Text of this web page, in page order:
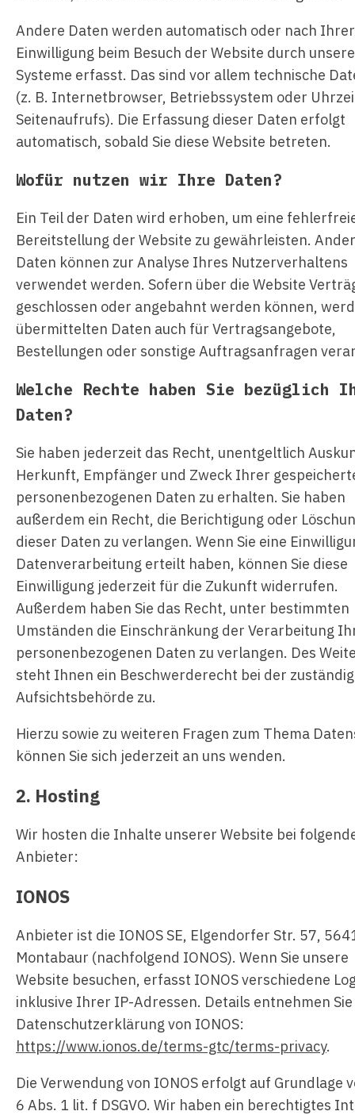
Andere Daten werden automatisch oder nach Ihrer
Einwilligung beim Besuch der Website durch
Systeme erfasst. Das sind vor allem technische
(z. B. Internetbrowser, Betriebssystem oder
Seitenaufrufs). Die Erfassung dieser Daten erfolgt
automatisch, sobald Sie diese Website betreten.
Wofür nutzen wir Ihre Daten?
Ein Teil der Daten wird erhoben, um eine
Bereitstellung der Website zu gewährleisten.
Daten können zur Analyse Ihres Nutzerverhaltens
verwendet werden. Sofern über die Website
geschlossen oder angebahnt werden können,
übermittelten Daten auch für Vertragsangebote,
Bestellungen oder sonstige Auftragsanfragen
Welche Rechte haben Sie bezüglich
Daten?
Sie haben jederzeit das Recht, unentgeltlich
Herkunft, Empfänger und Zweck Ihrer
personenbezogenen Daten zu erhalten. Sie haben
außerdem ein Recht, die Berichtigung oder
dieser Daten zu verlangen. Wenn Sie eine
Datenverarbeitung erteilt haben, können Sie diese
Einwilligung jederzeit für die Zukunft widerrufen.
Außerdem haben Sie das Recht, unter bestimmten
Umständen die Einschränkung der Verarbeitung
personenbezogenen Daten zu verlangen. Des
steht Ihnen ein Beschwerderecht bei der
Aufsichtsbehörde zu.
Hierzu sowie zu weiteren Fragen zum Thema
können Sie sich jederzeit an uns wenden.
2. Hosting
Wir hosten die Inhalte unserer Website bei
Anbieter:
IONOS
Anbieter ist die IONOS SE, Elgendorfer Str. 57,
Montabaur (nachfolgend IONOS). Wenn Sie unsere
Website besuchen, erfasst IONOS verschiedene
inklusive Ihrer IP-Adressen. Details entnehmen
Datenschutzerklärung von IONOS:
https://www.ionos.de/terms-gtc/terms-privacy.
Die Verwendung von IONOS erfolgt auf Grundlage
6 Abs. 1 lit. f DSGVO. Wir haben ein berechtigtes